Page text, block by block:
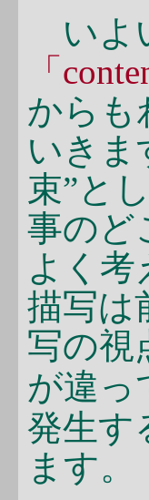
いよ
「
からも
いきま
束”と
事の
よく考
描写は
写の視
が違っ
発生す
ます。